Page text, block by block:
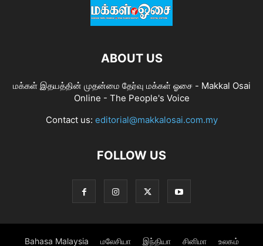
ABOUT US
மக்கள் இதயத்தின் முதன்மை தேர்வு மக்கள் ஓசை - Makkal Osai
Online - The People's Voice
Contact us: editorial@makkalosai.com.my
FOLLOW US
Bahasa Malaysia மலேசியா இந்தியா சினிமா உலகம்